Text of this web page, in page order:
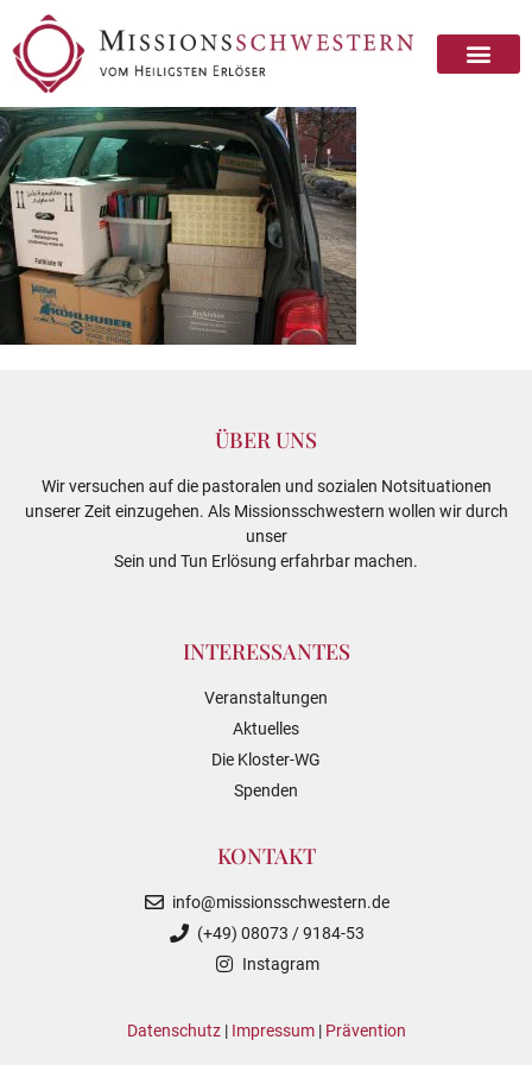
ÜBER UNS
Wir versuchen auf die pastoralen und sozialen Notsituationen
unserer Zeit einzugehen. Als Missionsschwestern wollen wir durch
unser
Sein und Tun Erlösung erfahrbar machen.
INTERESSANTES
Veranstaltungen
Aktuelles
Die Kloster-WG
Spenden
KONTAKT
info@missionsschwestern.de
(+49) 08073 / 9184-53
Instagram
Datenschutz| Impressum| Prävention